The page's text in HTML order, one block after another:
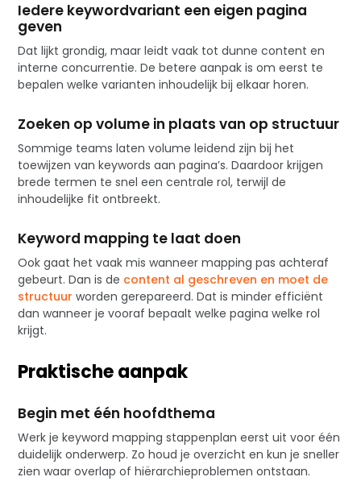
Iedere keywordvariant een eigen pagina
geven
Dat lijkt grondig, maar leidt vaak tot dunne content en
interne concurrentie. De betere aanpak is om eerst te
bepalen welke varianten inhoudelijk bij elkaar horen.
Zoeken op volume in plaats van op structuur
Sommige teams laten volume leidend zijn bij het
toewijzen van keywords aan pagina’s. Daardoor krijgen
brede termen te snel een centrale rol, terwijl de
inhoudelijke fit ontbreekt.
Keyword mapping te laat doen
Ook gaat het vaak mis wanneer mapping pas achteraf
gebeurt. Dan is de content al geschreven en moet de
structuur worden gerepareerd. Dat is minder efficiënt
dan wanneer je vooraf bepaalt welke pagina welke rol
krijgt.
Praktische aanpak
Begin met één hoofdthema
Werk je keyword mapping stappenplan eerst uit voor één
duidelijk onderwerp. Zo houd je overzicht en kun je sneller
zien waar overlap of hiërarchieproblemen ontstaan.